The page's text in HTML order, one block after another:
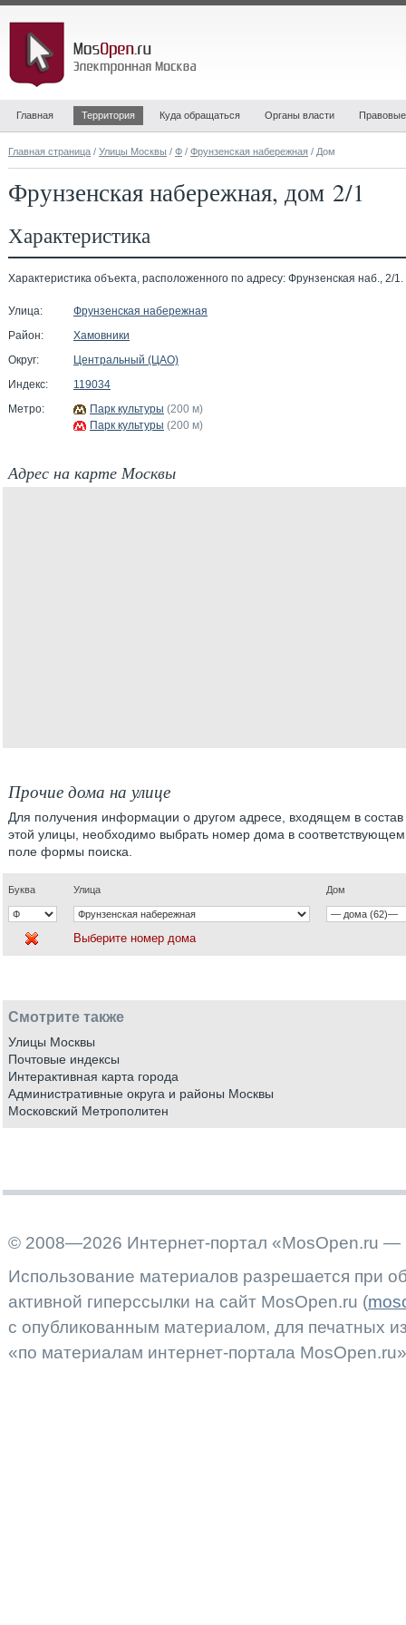
Главная Территория Куда обращаться Органы власти
Главная страница / Улицы Москвы / Ф / Фрунзенская набережная / Дом
Фрунзенская набережная, дом 2/1
Характеристика
Характеристика объекта, расположенного по адресу: Фрунзенская наб., 2/1.
Улица:
Фрунзенская набережная
Район:
Хамовники
Округ:
Центральный (ЦАО)
Индекс:
119034
Метро:
Парк культуры (200 м)
Парк культуры (200 м)
Адрес на карте Москвы
Прочие дома на улице
Для получения информации о другом адресе, входящем в состав
этой улицы, необходимо выбрать номер дома в соответствующем
поле формы поиска.
Буква Улица Дом
Выберите номер дома
Смотрите также
Улицы Москвы
Почтовые индексы
Интерактивная карта города
Административные округа и районы Москвы
Московский Метрополитен
© 2008—2026 Интернет-портал «MosOpen.ru —
Использование материалов разрешается при
активной гиперссылки на сайт MosOpen.ru (
с опубликованным материалом, для печатных
«по материалам интернет-портала